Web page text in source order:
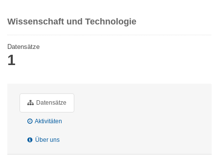
Wissenschaft und Technologie
Datensätze
1
Datensätze
Aktivitäten
Über uns